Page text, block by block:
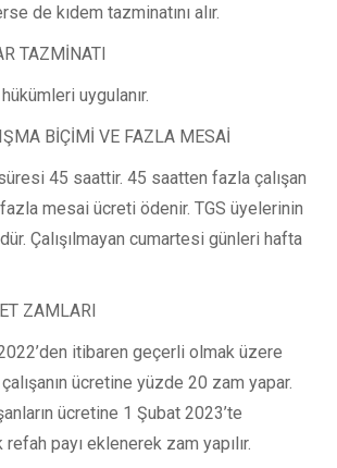
de kıdem tazminatını alır.
TAZMİNATI
uygulanır.
BİÇİMİ VE FAZLA MESAİ
45 saattir. 45 saatten fazla çalışan
fazla mesai ücreti ödenir. TGS üyelerinin
Çalışılmayan cumartesi günleri hafta
ZAMLARI
itibaren geçerli olmak üzere
ücretine yüzde 20 zam yapar.
ücretine 1 Şubat 2023’te
payı eklenerek zam yapılır.